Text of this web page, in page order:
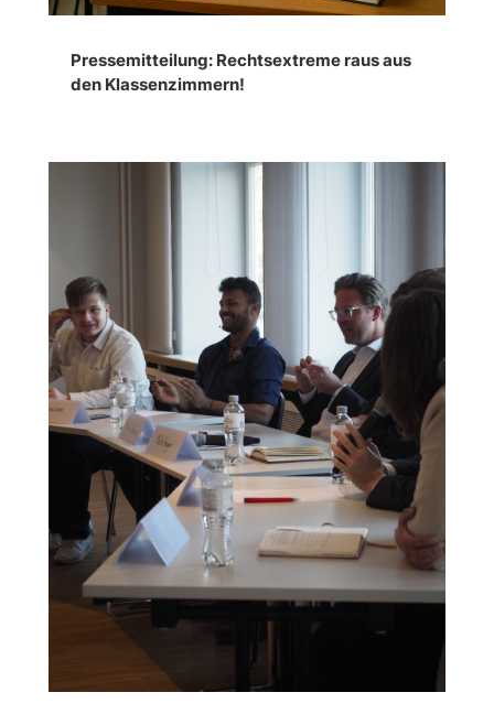
Pressemitteilung: Rechtsextreme raus aus
den Klassenzimmern!